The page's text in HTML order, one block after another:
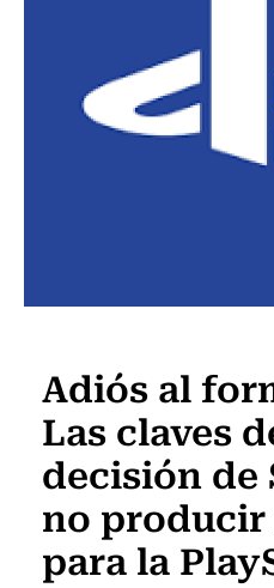
Adiós al
Las claves
decisión de
no producir
para la